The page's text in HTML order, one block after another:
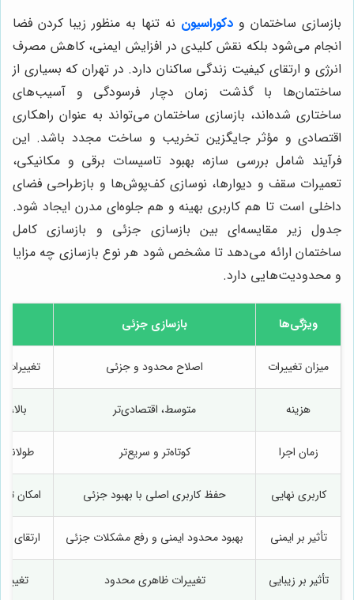
بازسازی ساختمان و دکوراسیون نه تنها به منظور زیبا کردن فضا
انجام می‌شود بلکه نقش کلیدی در افزایش ایمنی، کاهش مصرف
انرژی و ارتقای کیفیت زندگی ساکنان دارد. در تهران که بسیاری از
ساختمان‌ها با گذشت زمان دچار فرسودگی و آسیب‌های
ساختاری شده‌اند، بازسازی ساختمان می‌تواند به عنوان راهکاری
اقتصادی و مؤثر جایگزین تخریب و ساخت مجدد باشد. این
فرآیند شامل بررسی سازه، بهبود تاسیسات برقی و مکانیکی،
تعمیرات سقف و دیوارها، نوسازی کف‌پوش‌ها و بازطراحی فضای
داخلی است تا هم کاربری بهینه و هم جلوه‌ای مدرن ایجاد شود.
جدول زیر مقایسه‌ای بین بازسازی جزئی و بازسازی کامل
ساختمان ارائه می‌دهد تا مشخص شود هر نوع بازسازی چه مزایا
و محدودیت‌هایی دارد.
ویژگی‌ها بازسازی جزئی
میزان تغییرات اصلاح محدود و جزئی تغییرات
هزینه متوسط، اقتصادی‌تر
زمان اجرا کوتاه‌تر و سریع‌تر
کاربری نهایی حفظ کاربری اصلی با بهبود جزئی امکان
تأثیر بر ایمنی بهبود محدود ایمنی و رفع مشکلات جزئی ارتقای
تأثیر بر زیبایی تغییرات ظاهری محدود